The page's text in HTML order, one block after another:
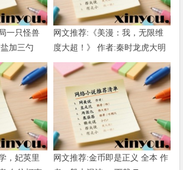
一只怪兽
加三勺
网文推荐:《美漫：我，无限维
度大超！》 作者:秦时龙虎大明
1-802章 TXT下载
，妃英里
网文推荐:金币即是正义 全本 作